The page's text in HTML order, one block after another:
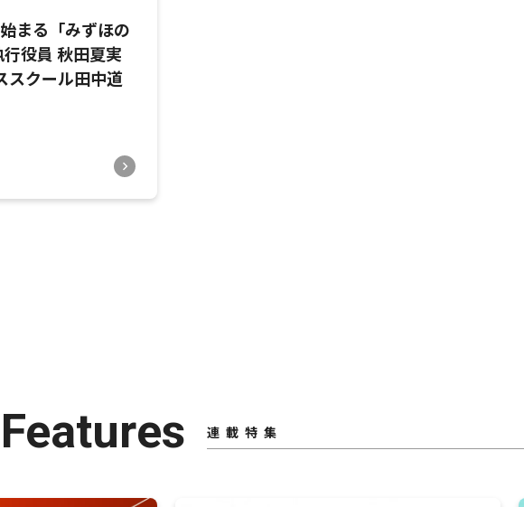
まる「みずほの
役員 秋田夏実
スクール田中道
連載特集